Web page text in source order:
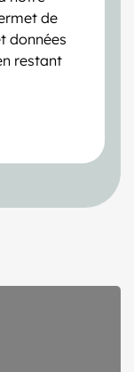
de
données
restant